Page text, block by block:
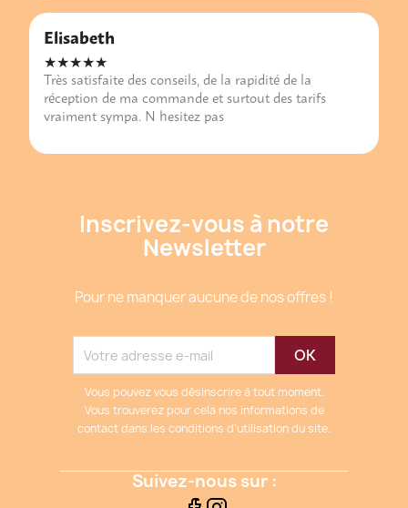
Elisabeth
★★★★★
Très satisfaite des conseils, de la rapidité de la
réception de ma commande et surtout des tarifs
vraiment sympa. N hesitez pas
Inscrivez-vous à notre
Newsletter
Pour ne manquer aucune de nos offres !
Vous pouvez vous désinscrire à tout moment.
Vous trouverez pour cela nos informations de
contact dans les conditions d'utilisation du site.
Suivez-nous sur :